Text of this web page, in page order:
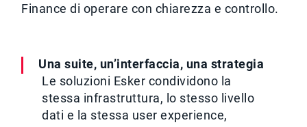
Finance di operare con chiarezza e controllo.
Una suite, un’interfaccia, una strategia
Le soluzioni Esker condividono la
stessa infrastruttura, lo stesso livello
dati e la stessa user experience,